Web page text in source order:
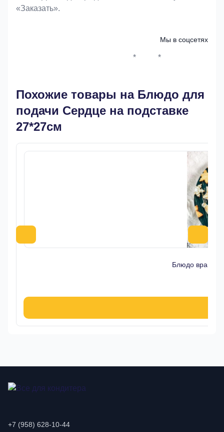
«Заказать».
Мы в соцсетях
* *
Похожие товары на Блюдо для
подачи Сердце на подставке
27*27см
Блюдо
+7 (958) 628-10-44